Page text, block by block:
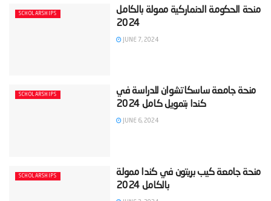
SCHOLARSHIPS
‫منحة الحكومة الدنماركية ممولة بالكامل
2024‬
JUNE 7, 2024
SCHOLARSHIPS
‫منحة جامعة ساسكاتشوان للدراسة في
كندا بتمويل كامل 2024‬
JUNE 6, 2024
SCHOLARSHIPS
‫منحة جامعة كيب بريتون في كندا ممولة
بالكامل 2024‬